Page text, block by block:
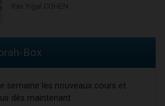
Box
semaine les nouveaux cours et
dès maintenant :